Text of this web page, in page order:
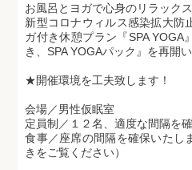
お風呂とヨガで心身のリラック
新型コロナウィルス感染拡大防
ガ付き休憩プラン『SPA YOGA
き、SPA YOGAパック』を再開
★開催環境を工夫致します！
会場／男性仮眠室
定員制／１２名、適度な間隔を
食事／座席の間隔を確保いたし
きをご覧ください）